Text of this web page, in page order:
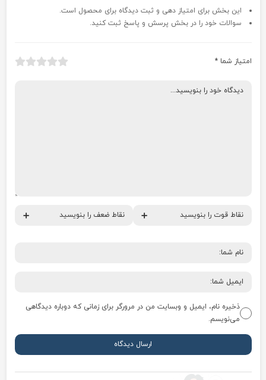
این بخش برای امتیاز دهی و ثبت دیدگاه برای محصول است.
سوالات خود را در بخش پرسش و پاسخ ثبت کنید.
امتیاز شما*
ذخیره نام، ایمیل و وبسایت من در مرورگر برای زمانی که دوباره دیدگاهی
می‌نویسم.